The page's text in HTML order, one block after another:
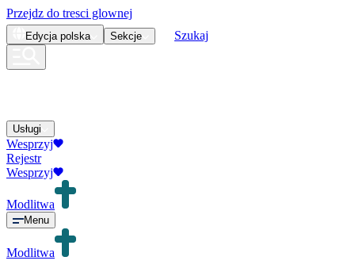
Przejdz do tresci glownej
Edycja polska Sekcje Szukaj
Usługi
Wesprzyj
Rejestr
Wesprzyj
Modlitwa
Menu
Modlitwa